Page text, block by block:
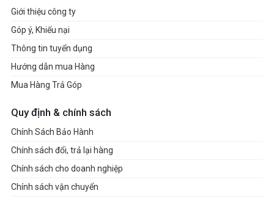
Giới thiệu công ty
Góp ý, Khiếu nại
Thông tin tuyển dụng
Hướng dẫn mua Hàng
Mua Hàng Trả Góp
Quy định & chính sách
Chính Sách Bảo Hành
Chính sách đổi, trả lại hàng
Chính sách cho doanh nghiệp
Chính sách vận chuyển